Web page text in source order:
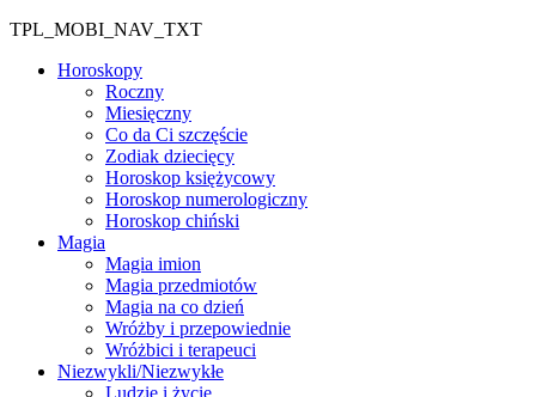
TPL_MOBI_NAV_TXT
Horoskopy
Roczny
Miesięczny
Co da Ci szczęście
Zodiak dziecięcy
Horoskop księżycowy
Horoskop numerologiczny
Horoskop chiński
Magia
Magia imion
Magia przedmiotów
Magia na co dzień
Wróżby i przepowiednie
Wróżbici i terapeuci
Niezwykli/Niezwykłe
Ludzie i życie